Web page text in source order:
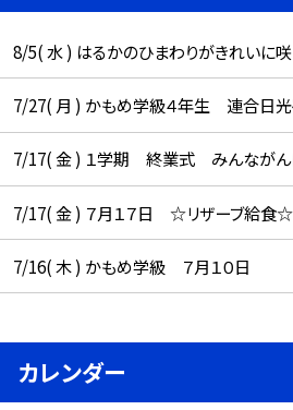
8/5( 水 ) はるかのひまわりがきれいに
7/27( 月 ) かもめ学級４年生 連合日
7/17( 金 ) １学期 終業式 みんながん
7/17( 金 ) ７月１７日 ☆リザーブ給食☆
7/16( 木 ) かもめ学級 ７月１０日
カレンダー